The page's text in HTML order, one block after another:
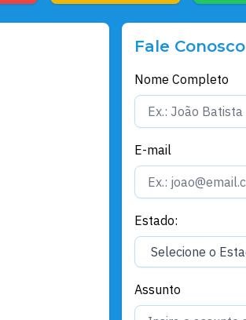
Fale Conosco
Nome Completo
E-mail
Estado:
Assunto